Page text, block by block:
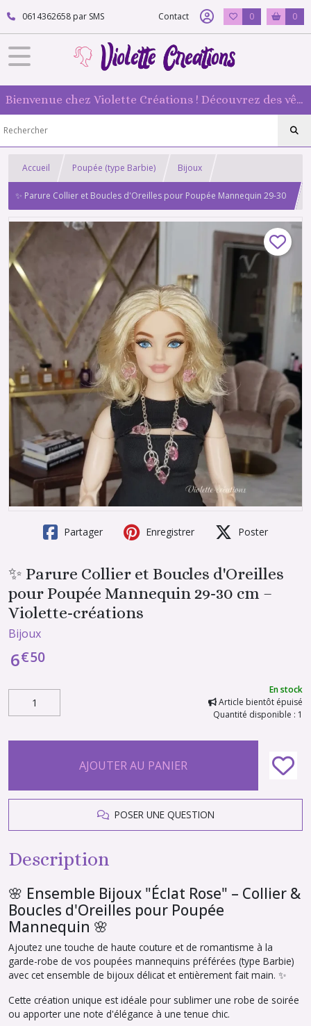
0614362658 par SMS Contact 0 0
Bienvenue chez Violette Créations ! Découvrez des vêtements faits main pour vos poupées mannequin : originaux et 100 % fabriqués en France
Accueil Poupée (type Barbie) Bijoux
✨ Parure Collier et Boucles d'Oreilles pour Poupée Mannequin 29-30
cm – Violette-créations
Partager Enregistrer Poster
✨ Parure Collier et Boucles d'Oreilles
pour Poupée Mannequin 29-30 cm –
Violette-créations
Bijoux
6€50
En stock
Article bientôt épuisé
Quantité disponible : 1
AJOUTER AU PANIER
POSER UNE QUESTION
Description
🌸 Ensemble Bijoux "Éclat Rose" – Collier &
Boucles d'Oreilles pour Poupée
Mannequin 🌸
Ajoutez une touche de haute couture et de romantisme à la
garde-robe de vos poupées mannequins préférées (type Barbie)
avec cet ensemble de bijoux délicat et entièrement fait main. ✨
Cette création unique est idéale pour sublimer une robe de soirée
ou apporter une note d'élégance à une tenue chic.